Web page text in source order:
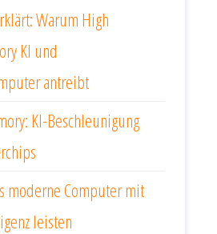
Warum High
KI und
antreibt
KI-Beschleunigung
moderne Computer mit
leisten